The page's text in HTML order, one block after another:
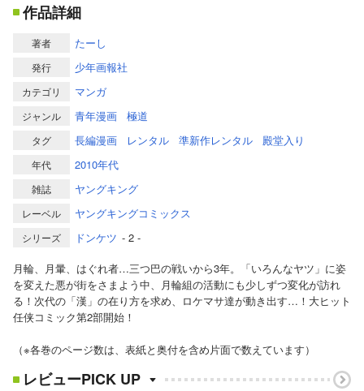
作品詳細
著者 たーし
発行 少年画報社
カテゴリ マンガ
ジャンル 青年漫画 極道
タグ 長編漫画 レンタル 準新作レンタル 殿堂入り
年代 2010年代
雑誌 ヤングキング
レーベル ヤングキングコミックス
シリーズ ドンケツ - 2 -
月輪、月暈、はぐれ者…三つ巴の戦いから3年。「いろんなヤツ」に姿
を変えた悪が街をさまよう中、月輪組の活動にも少しずつ変化が訪れ
る！次代の「漢」の在り方を求め、ロケマサ達が動き出す…！大ヒット
任侠コミック第2部開始！
（※各巻のページ数は、表紙と奥付を含め片面で数えています）
レビューPICK UP